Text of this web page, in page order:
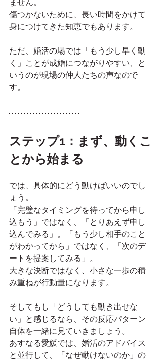
ません。
傷つかないために、長い時間をかけて
身につけてきた知恵でもあります。
ただ、婚活の場では「もう少し早く動
く」ことが成婚につながりやすい、と
いうのが現場の仲人たちの声なので
す。
ステップ1：まず、動くこ
とから始まる
では、具体的にどう動けばいいのでし
ょう。
「完璧なタイミングを待ってから申し
込もう」ではなく、「とりあえず申し
込んでみる」。「もう少し相手のこと
がわかってから」ではなく、「次のデ
ートを提案してみる」。
大きな決断ではなく、小さな一歩の積
み重ねが行動量になります。
そしてもし「どうしても動き出せな
い」と感じるなら、その反応パターン
自体を一緒に見ていきましょう。
あすなる愛媛では、婚活のアドバイス
と並行して、「なぜ動けないのか」の